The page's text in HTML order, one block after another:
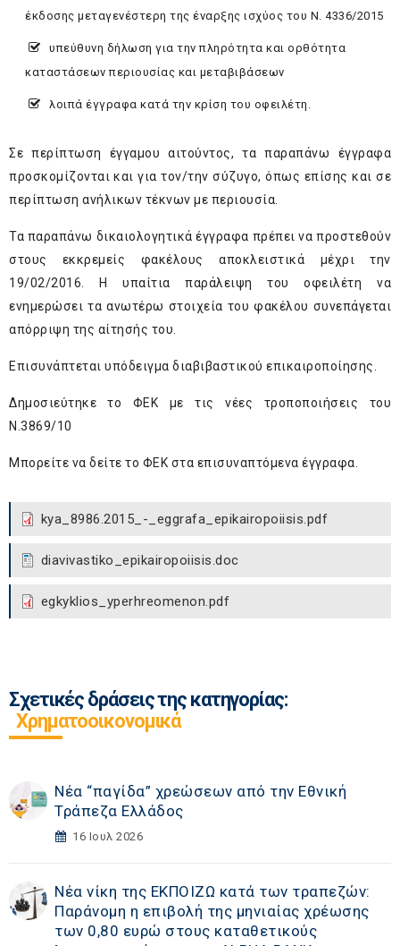
έκδοσης μεταγενέστερη της έναρξης ισχύος του Ν. 4336/2015
υπεύθυνη δήλωση για την πληρότητα και ορθότητα
καταστάσεων περιουσίας και μεταβιβάσεων
λοιπά έγγραφα κατά την κρίση του οφειλέτη.
Σε περίπτωση έγγαμου αιτούντος, τα παραπάνω έγγραφα
προσκομίζονται και για τον/την σύζυγο, όπως επίσης και σε
περίπτωση ανήλικων τέκνων με περιουσία.
Τα παραπάνω δικαιολογητικά έγγραφα πρέπει να προστεθούν
στους εκκρεμείς φακέλους αποκλειστικά μέχρι την
19/02/2016. Η υπαίτια παράλειψη του οφειλέτη να
ενημερώσει τα ανωτέρω στοιχεία του φακέλου συνεπάγεται
απόρριψη της αίτησής του.
Επισυνάπτεται υπόδειγμα διαβιβαστικού επικαιροποίησης.
Δημοσιεύτηκε το ΦΕΚ με τις νέες τροποποιήσεις του
Ν.3869/10
Μπορείτε να δείτε το ΦΕΚ στα επισυναπτόμενα έγγραφα.
kya_8986.2015_-_eggrafa_epikairopoiisis.pdf
diavivastiko_epikairopoiisis.doc
egkyklios_yperhreomenon.pdf
Σχετικές δράσεις της κατηγορίας:
Χρηματοοικονομικά
Νέα “παγίδα” χρεώσεων από την Εθνική
Τράπεζα Ελλάδος
16 Ιουλ 2026
Νέα νίκη της ΕΚΠΟΙΖΩ κατά των τραπεζών:
Παράνομη η επιβολή της μηνιαίας χρέωσης
των 0,80 ευρώ στους καταθετικούς